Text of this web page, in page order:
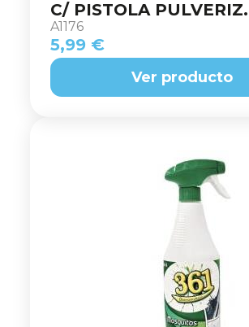
C/ PISTOLA PULVERIZ.
A1176
5,99 €
Ver producto